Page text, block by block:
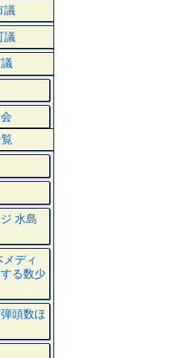
議
議
水島
ディ
る数少
頭数ほ